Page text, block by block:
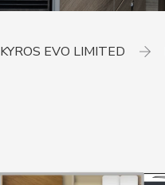
KYROS EVO LIMITED